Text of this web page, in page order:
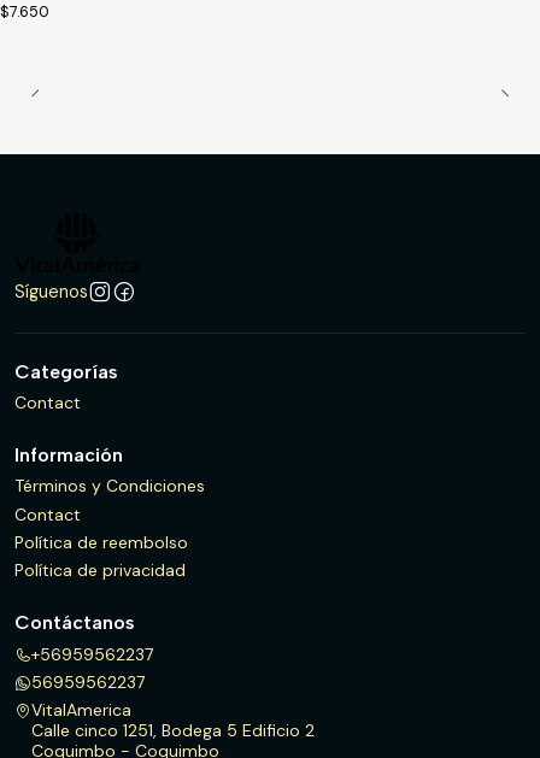
$7.650
Síguenos
Categorías
Contact
Información
Términos y Condiciones
Contact
Política de reembolso
Política de privacidad
Contáctanos
+56959562237
56959562237
VitalAmerica
Calle cinco 1251, Bodega 5 Edificio 2
Coquimbo - Coquimbo